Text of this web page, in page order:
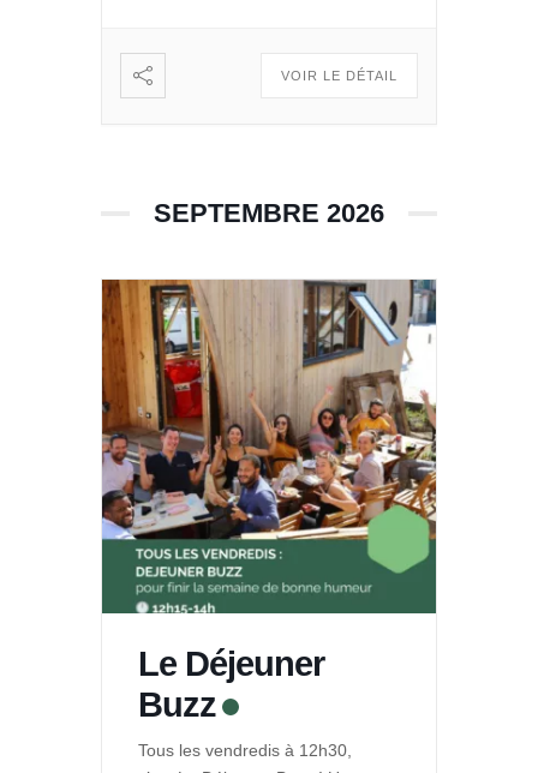
: […]
VOIR LE DÉTAIL
SEPTEMBRE 2026
Le Déjeuner
Buzz
Tous les vendredis à 12h30,